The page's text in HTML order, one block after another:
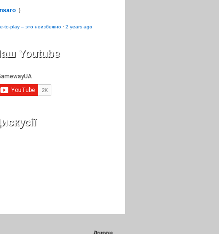
:)
to-play – это неизбежно · 2 years ago
Youtube